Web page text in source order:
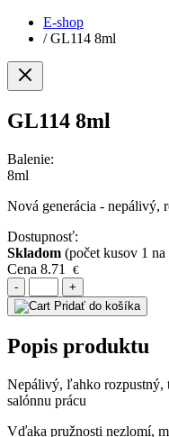
E-shop
/ GL114 8ml
GL114 8ml
Balenie:
8ml
Nová generácia - nepálivý,
Dostupnosť:
Skladom (počet kusov 1 na
Cena 8.71 €
-
+
Pridať do košíka
Popis produktu
Nepálivý, ľahko rozpustný,
salónnu prácu
Vďaka pružnosti nezlomí,